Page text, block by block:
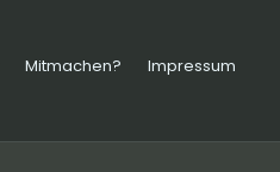
Mitmachen?
Impressum